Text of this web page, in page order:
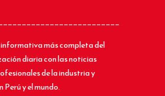
más completa del
diaria con las noticias
de la industria y
Perú y el mundo.